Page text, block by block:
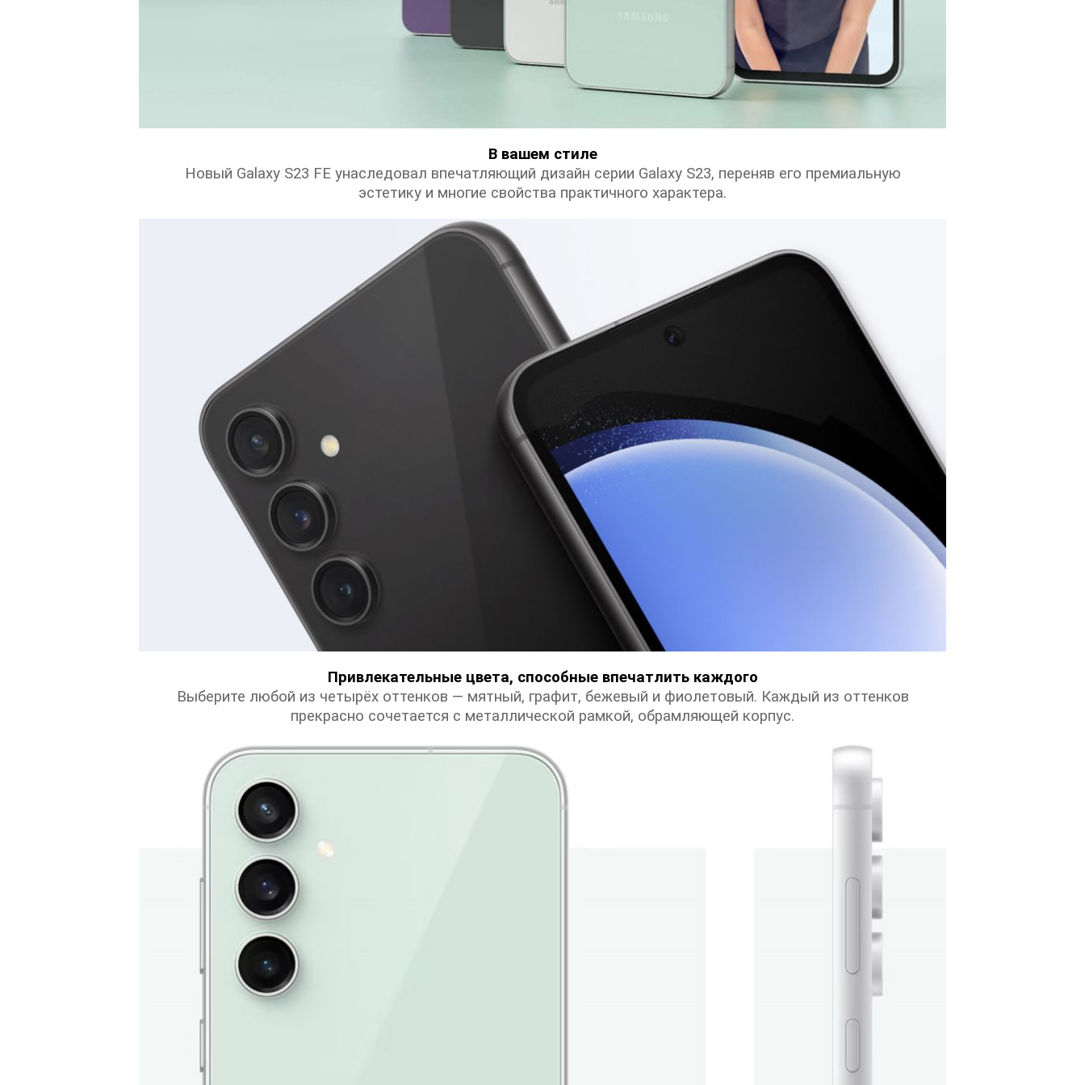
В вашем стиле
Новый Galaxy S23 FE унаследовал впечатляющий дизайн серии Galaxy S23, переняв его премиальную
эстетику и многие свойства практичного характера.
Привлекательные цвета, способные впечатлить каждого
Выберите любой из четырёх оттенков — мятный, графит, бежевый и фиолетовый. Каждый из оттенков
прекрасно сочетается с металлической рамкой, обрамляющей корпус.